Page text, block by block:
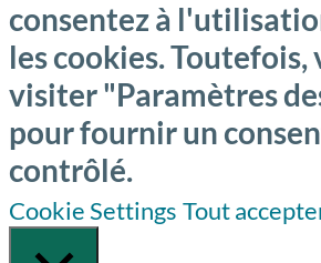
consentez à
les cookies. Toutefois,
visiter "Paramètres
pour fournir un
contrôlé.
Cookie Settings Tout